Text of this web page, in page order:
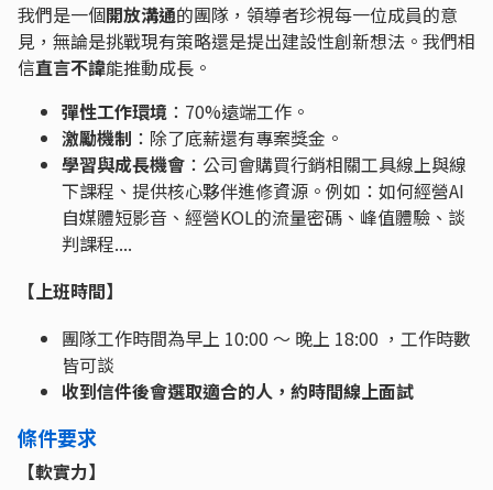
我們是一個開放溝通的團隊，領導者珍視每一位成員的意
見，無論是挑戰現有策略還是提出建設性創新想法。我們相
信直言不諱能推動成長。
彈性工作環境 ：70%遠端工作。
激勵機制 ：除了底薪還有專案獎金。
學習與成長機會 ：公司會購買行銷相關工具線上與線
下課程、提供核心夥伴進修資源。例如：如何經營AI
自媒體短影音、經營KOL的流量密碼、峰值體驗、談
判課程....
【上班時間】
團隊工作時間為早上 10:00 ～ 晚上 18:00 ，工作時數
皆可談
收到信件後會選取適合的人，約時間線上面試
條件要求
【軟實力】